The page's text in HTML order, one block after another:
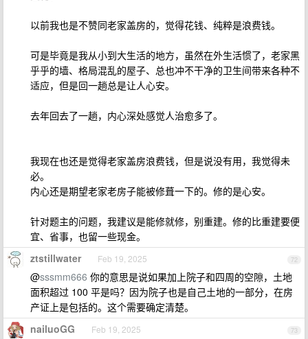
以前我也是不赞同老家盖房的，觉得花钱、纯粹是浪费钱。
可是毕竟是我从小到大生活的地方，虽然在外生活惯了，老家黑
乎乎的墙、格局混乱的屋子、总也冲不干净的卫生间带来各种不
适应，但是回一趟总是让人心安。
去年回去了一趟，内心深处感觉人治愈多了。
我现在也还是觉得老家盖房浪费钱，但是说没有用，我觉得未
必。
内心还是期望老家老房子能被修葺一下的。修的是心安。
针对题主的问题，我建议是能修就修，别重建。修的比重建要便
宜、省事，也留一些现金。
72
ztstillwater Feb 19, 2025
@sssmm666 你的意思是说如果加上院子和四周的空隙，土地
面积超过 100 平是吗？因为院子也是自己土地的一部分，在房
产证上是包括的。这个需要确定清楚。
73
nailuoGG Feb 19, 2025